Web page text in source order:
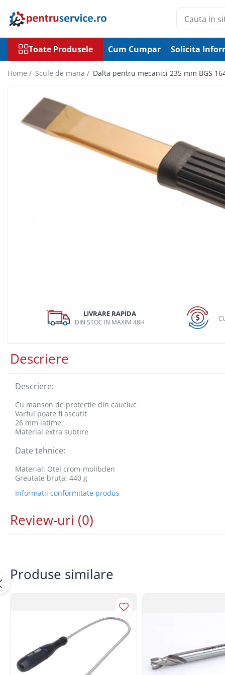
Scule Speciale
Frana, Directie
Scule speciale pentru electrice
Extractoare, Injectoare, Rulmenti
Tinichigerie, Caroserie
Sistem de racire, incalzire, aer
Chevrolet
Citroen
Dacia
Fiat
Ford
Jaguar
Land Rover
Mazda
Mini
Peugeot
Porsche
Subaru
Suzuki
Toate Produsele Cum Cumpar Solicita
Home / Scule de mana / Dalta pentru mecanici 235 mm BGS
LIVRARE RAPIDA
DIN STOC IN MAXIM 48H
Descriere
Descriere:
Cu manson de protectie din cauciuc
Varful poate fi ascutit
26 mm latime
Material extra subtire
Date tehnice:
Material: Otel crom-molibden
Greutate bruta: 440 g
Informatii conformitate produs
Review-uri (0)
Produse similare